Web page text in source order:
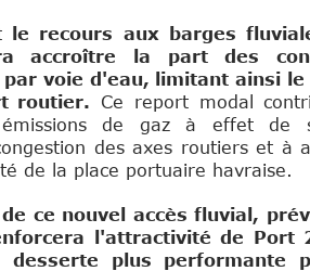
le recours aux barges
accroître la part des
voie d'eau, limitant ainsi le
routier. Ce report modal
de gaz à effet de
des axes routiers et à
de la place portuaire havraise.
ce nouvel accès fluvial,
l'attractivité de Port
desserte plus performante